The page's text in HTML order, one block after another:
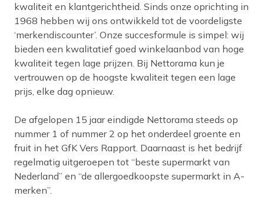
kwaliteit en klantgerichtheid. Sinds onze oprichting in
1968 hebben wij ons ontwikkeld tot de voordeligste
‘merkendiscounter’. Onze succesformule is simpel: wij
bieden een kwalitatief goed winkelaanbod van hoge
kwaliteit tegen lage prijzen. Bij Nettorama kun je
vertrouwen op de hoogste kwaliteit tegen een lage
prijs, elke dag opnieuw.
De afgelopen 15 jaar eindigde Nettorama steeds op
nummer 1 of nummer 2 op het onderdeel groente en
fruit in het GfK Vers Rapport. Daarnaast is het bedrijf
regelmatig uitgeroepen tot “beste supermarkt van
Nederland” en “de allergoedkoopste supermarkt in A-
merken”.